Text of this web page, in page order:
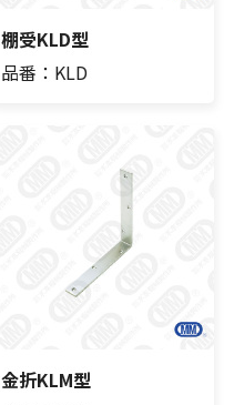
棚受KLD型
品番：KLD
金折KLM型